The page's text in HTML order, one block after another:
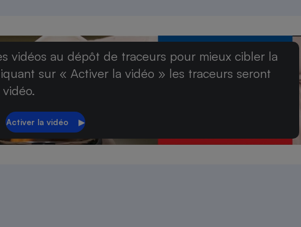
vidéos au dépôt de traceurs pour mieux cibler la
sur « Activer la vidéo » les traceurs seront
-
Lessive